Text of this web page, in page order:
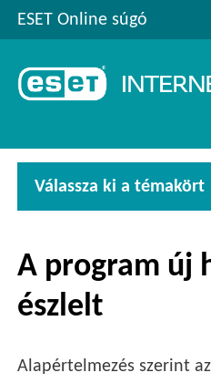
ESET Online súgó
Válassza ki a témakört
A program új
észlelt
Alapértelmezés szerint